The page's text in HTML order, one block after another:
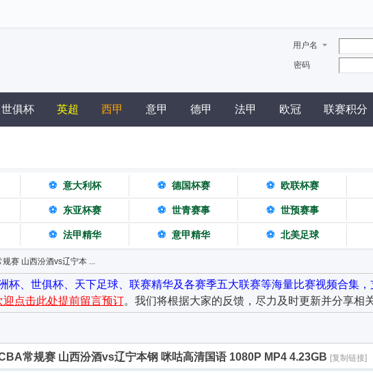
用户名
密码
世俱杯 英超 西甲 意甲 德甲 法甲 欧冠 联赛积分
⚽ 意大利杯 ⚽ 德国杯赛 ⚽ 欧联杯赛
⚽ 东亚杯赛 ⚽ 世青赛事 ⚽ 世预赛事
⚽ 法甲精华 ⚽ 意甲精华 ⚽ 北美足球
赛 山西汾酒vs辽宁本 ...
杯、世俱杯、天下足球、联赛精华及各赛季五大联赛等海量比赛视频合集
迎点击此处提前留言预订。我们将根据大家的反馈，尽力及时更新并分享相
常规赛 山西汾酒vs辽宁本钢 咪咕高清国语 1080P MP4 4.23GB [复制链接]